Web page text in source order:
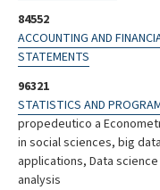
84552
ACCOUNTING AND
STATEMENTS
96321
STATISTICS AND
propedeutico a
in social sciences, big data
applications, Data
analysis